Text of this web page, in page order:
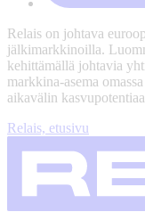
Relais on johtava
jälkimarkkinoilla.
kehittämällä johtavia
markkina-asema
aikavälin
Relais, etusivu